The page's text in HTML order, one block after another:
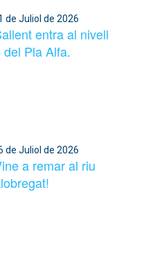
Juliol de 2026
entra al nivell
del Pla Alfa.
Juliol de 2026
a remar al riu